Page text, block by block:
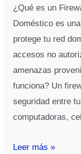
¿Qué es un
Doméstico es
protege tu red
accesos no
amenazas
funciona? Un
seguridad entre
computadoras,
Errores
Leer más »